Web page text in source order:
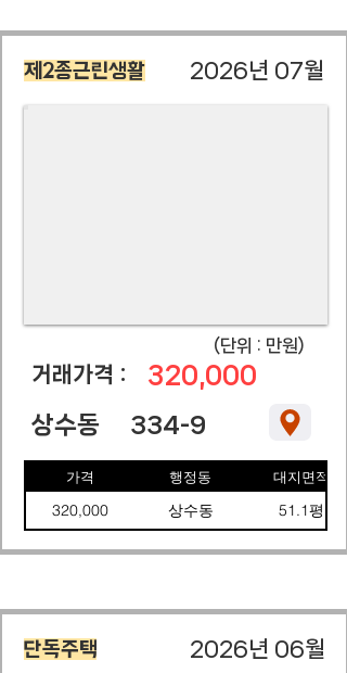
제2종근린생활 2026년 07월
​(단위 : 만원)
​거래가격 : 320,000
상수동 334-9
가격 행정동 대지면적
320,000 상수동 51.1평
단독주택 2026년 06월